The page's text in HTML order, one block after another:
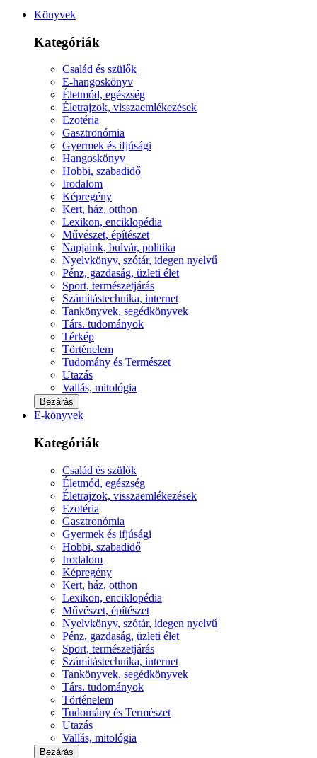
Könyvek
Kategóriák
Család és szülők
E-hangoskönyv
Életmód, egészség
Életrajzok, visszaemlékezések
Ezotéria
Gasztronómia
Gyermek és ifjúsági
Hangoskönyv
Hobbi, szabadidő
Irodalom
Képregény
Kert, ház, otthon
Lexikon, enciklopédia
Művészet, építészet
Napjaink, bulvár, politika
Nyelvkönyv, szótár, idegen nyelvű
Pénz, gazdaság, üzleti élet
Sport, természetjárás
Számítástechnika, internet
Tankönyvek, segédkönyvek
Társ. tudományok
Térkép
Történelem
Tudomány és Természet
Utazás
Vallás, mitológia
Bezárás
E-könyvek
Kategóriák
Család és szülők
Életmód, egészség
Életrajzok, visszaemlékezések
Ezotéria
Gasztronómia
Gyermek és ifjúsági
Hobbi, szabadidő
Irodalom
Képregény
Kert, ház, otthon
Lexikon, enciklopédia
Művészet, építészet
Nyelvkönyv, szótár, idegen nyelvű
Pénz, gazdaság, üzleti élet
Sport, természetjárás
Számítástechnika, internet
Tankönyvek, segédkönyvek
Társ. tudományok
Történelem
Tudomány és Természet
Utazás
Vallás, mitológia
Bezárás